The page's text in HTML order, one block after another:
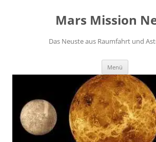
Mars Mission
Das Neuste aus Raumfahrt und
Menü